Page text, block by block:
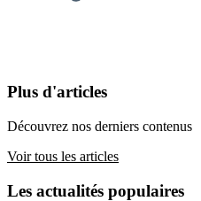
Plus d'articles
Découvrez nos derniers contenus
Voir tous les articles
Les actualités populaires